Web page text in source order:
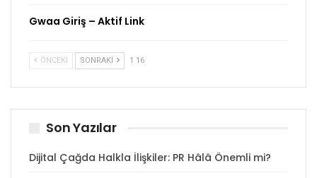
Gwaa Giriş – Aktif Link
ÖNCEKI SONRAKI 1 16
Son Yazılar
Dijital Çağda Halkla İlişkiler: PR Hâlâ Önemli mi?